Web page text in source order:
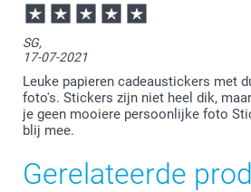
SG,
17-07-2021
Leuke papieren cadeaustickers met
foto's. Stickers zijn niet heel dik,
je geen mooiere persoonlijke foto
blij mee.
Gerelateerde